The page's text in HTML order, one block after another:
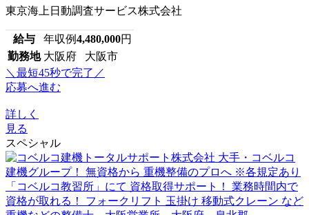
東京海上日動調査サービス株式会社
給与 年収例4,480,000円
勤務地 大阪府 大阪市
＼最短45秒で完了／
応募へ進む
詳しく
見る
スペシャル